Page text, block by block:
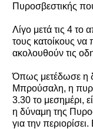
Πυροσβεστικής
Λίγο μετά τις 4 το
τους κατοίκους να
ακολουθούν τις
Όπως μετέδωσε η
Μπρούσαλη, η
3.30 το μεσημέρι,
η δύναμη της
για την